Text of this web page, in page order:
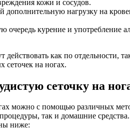
кожи и сосудов.
нагрузку на
очередь курение и употребление
как по отдельности,
сеточек на ногах.
сеточку на
можно с помощью различных
так и домашние
ниже: